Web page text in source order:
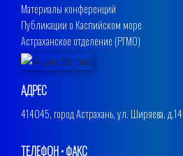
Материалы конференций
Публикации о Каспийском море
Астраханское отделение (РГМО)
АДРЕС
414045, город Астрахань, ул. Ширяева, д.14
ТЕЛЕФОН • ФАКС